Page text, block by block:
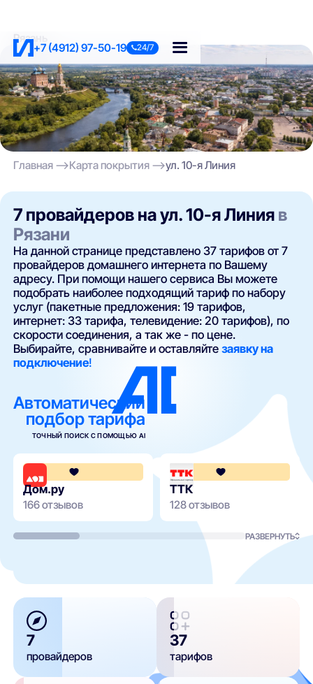
+7 (4912) 97-50-19 24/7
Рязань
Главная Карта покрытия ул. 10-я Линия
7 провайдеров на ул. 10-я Линия в
Рязани
На данной странице представлено 37 тарифов от 7
провайдеров домашнего интернета по Вашему
адресу. При помощи нашего сервиса Вы можете
подобрать наиболее подходящий тариф по набору
услуг (пакетные предложения: 19 тарифов,
интернет: 33 тарифа, телевидение: 20 тарифов), по
скорости соединения, а так же - по цене.
Выбирайте, сравнивайте и оставляйтезаявку на
подключение!
Автоматический
подбор тарифа
ТОЧНЫЙ ПОИСК С ПОМОЩЬЮ AI
4.3
Дом.ру
166 отзывов
ТТК
128 отзывов
РАЗВЕРНУТЬ
7
провайдеров
37
тарифов